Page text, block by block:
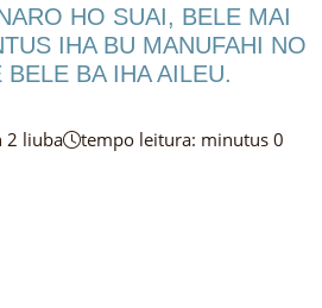
HO SUAI, BELE MAI
IHA BU MANUFAHI NO
BELE BA IHA AILEU.
2 liuba tempo leitura: minutus 0